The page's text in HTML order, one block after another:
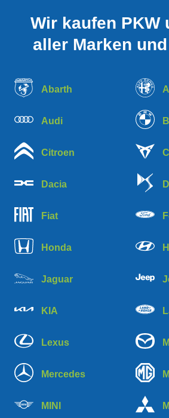
Wir kaufen PKW
aller Marken
Abarth
Audi
Citroen
Dacia
Fiat
Honda
Jaguar
KIA
Lexus
Mercedes
MINI